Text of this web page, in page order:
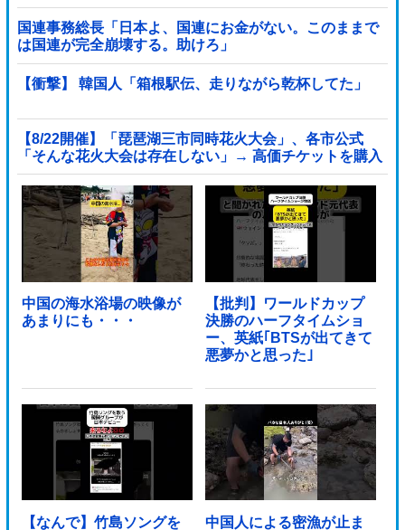
国連事務総長「日本よ、国連にお金がない。このままで
は国連が完全崩壊する。助けろ」
【衝撃】 韓国人「箱根駅伝、走りながら乾杯してた」
【8/22開催】「琵琶湖三市同時花火大会」、各市公式
「そんな花火大会は存在しない」→ 高価チケットを購入
した人達がSNS阿鼻叫喚他
中国の海水浴場の映像が
あまりにも・・・
【批判】ワールドカップ
決勝のハーフタイムショ
ー、英紙｢BTSが出てきて
悪夢かと思った｣
【なんで】竹島ソングを
中国人による密漁が止ま